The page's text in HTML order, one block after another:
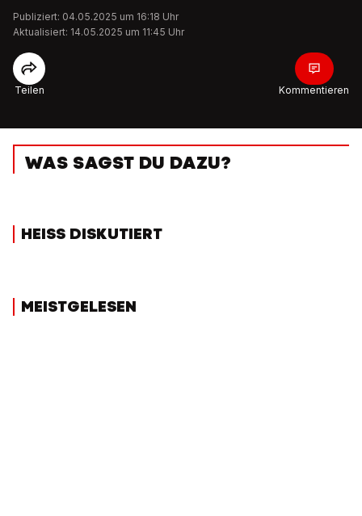
Publiziert: 04.05.2025 um 16:18 Uhr
Aktualisiert: 14.05.2025 um 11:45 Uhr
Teilen Kommentieren
WAS SAGST DU DAZU?
HEISS DISKUTIERT
MEISTGELESEN